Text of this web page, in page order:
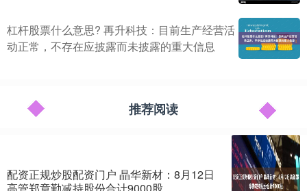
杠杆股票什么意思? 再升科技：目前生产经营活
动正常，不存在应披露而未披露的重大信息
推荐阅读
配资正规炒股配资门户 晶华新材：8月12日
高管郑章勤减持股份合计9000股